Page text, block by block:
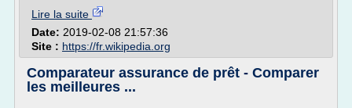
Lire la suite
Date: 2019-02-08 21:57:36
Site : https://fr.wikipedia.org
Comparateur assurance de prêt - Comparer
les meilleures ...